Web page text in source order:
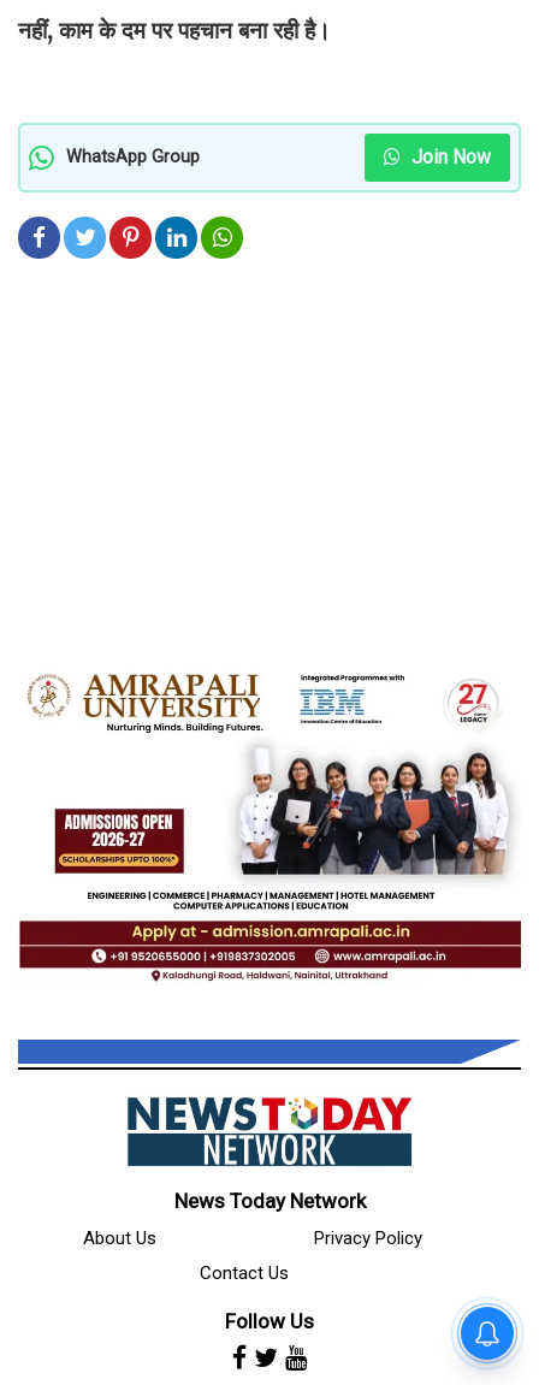
नहीं, काम के दम पर पहचान बना रही है।
WhatsApp Group Join Now
News Today Network
About Us
Privacy Policy
Contact Us
Follow Us